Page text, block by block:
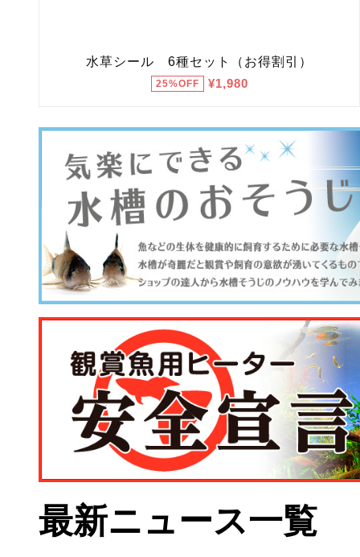
最新ニュース一覧